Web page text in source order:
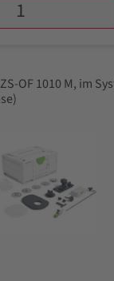
OF 1010 M, im